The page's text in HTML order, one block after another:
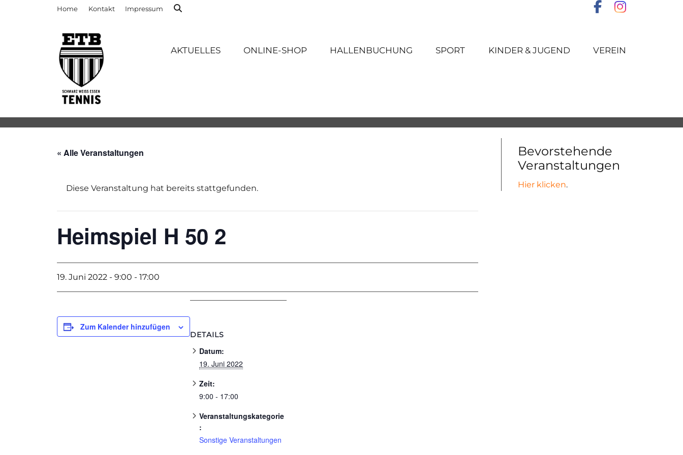
Home Kontakt Impressum
AKTUELLES ONLINE-SHOP HALLENBUCHUNG SPORT KINDER & JUGEND VEREIN
« Alle Veranstaltungen
Diese Veranstaltung hat bereits stattgefunden.
Heimspiel H 50 2
19. Juni 2022 - 9:00 - 17:00
Zum Kalender hinzufügen
DETAILS
Datum:
19. Juni 2022
Zeit:
9:00 - 17:00
Veranstaltungskategorie
:
Sonstige Veranstaltungen
Bevorstehende
Veranstaltungen
Hier klicken.